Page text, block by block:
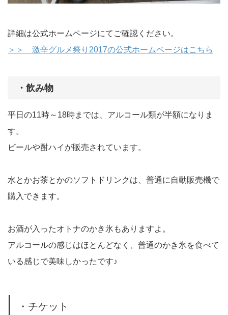
詳細は公式ホームページにてご確認ください。
＞＞ 激辛グルメ祭り2017の公式ホームページはこちら
・飲み物
平日の11時～18時までは、アルコール類が半額になりま
す。
ビールや酎ハイが販売されています。
水とかお茶とかのソフトドリンクは、普通に自動販売機で
購入できます。
お酒が入ったオトナのかき氷もありますよ。
アルコールの感じはほとんどなく、普通のかき氷を食べて
いる感じで美味しかったです♪
・チケット